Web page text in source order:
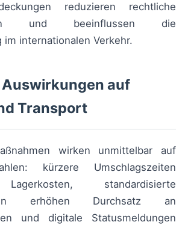
reduzieren rechtliche
und beeinflussen die
im internationalen Verkehr.
auf
Transport
wirken unmittelbar auf
kürzere Umschlagszeiten
standardisierte
erhöhen Durchsatz an
und digitale Statusmeldungen